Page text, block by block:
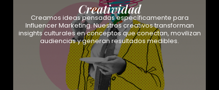
Creatividad
Creamos ideas pensadas específicamente para
Influencer Marketing. Nuestros creativos transforman
insights culturales en conceptos que conectan, movilizan
audiencias y generan resultados medibles.